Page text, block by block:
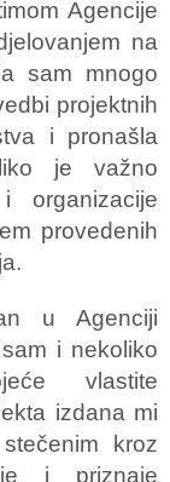
Agencije
na
sam mnogo
projektnih
i pronašla
je važno
organizacije
provedenih
u Agenciji
i nekoliko
vlastite
izdana mi
kroz
i priznaje